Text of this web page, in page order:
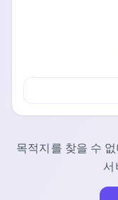
목적지를 찾을 수
서